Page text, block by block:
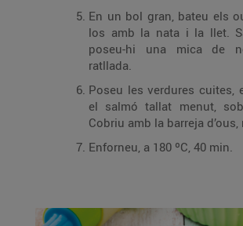
En un bol gran, bateu els
los amb la nata i la llet.
poseu-hi una mica de
ratllada.
Poseu les verdures cuites,
el salmó tallat menut,
Cobriu amb la barreja
Enforneu, a 180 ºC, 40 min.